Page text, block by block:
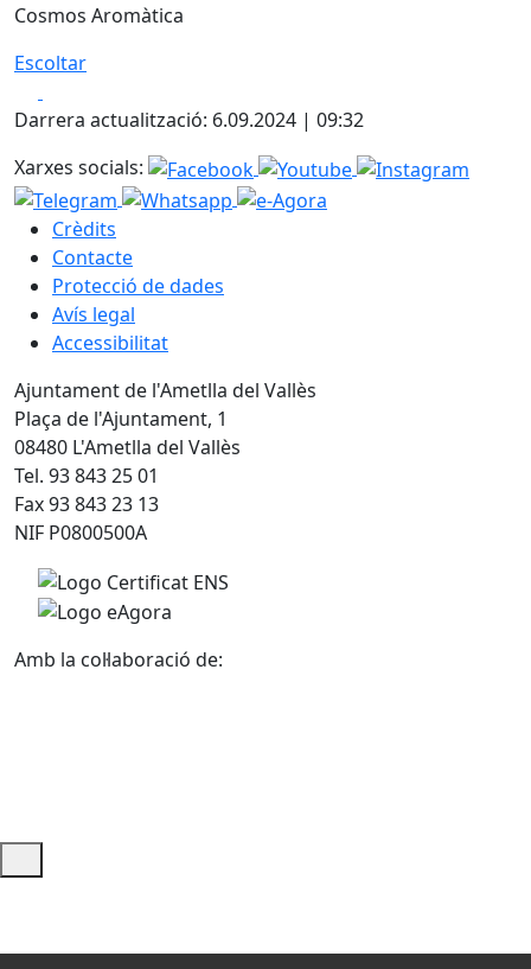
Cosmos Aromàtica
Escoltar
Darrera actualització: 6.09.2024 | 09:32
Xarxes socials:
Crèdits
Contacte
Protecció de dades
Avís legal
Accessibilitat
Ajuntament de l'Ametlla del Vallès
Plaça de l'Ajuntament, 1
08480 L'Ametlla del Vallès
Tel. 93 843 25 01
Fax 93 843 23 13
NIF P0800500A
Amb la col·laboració de:
Ajuda i accés ràpid